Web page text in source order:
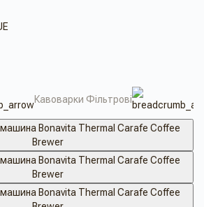
Кавоварки Фільтрові